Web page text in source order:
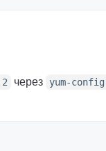
через yum-